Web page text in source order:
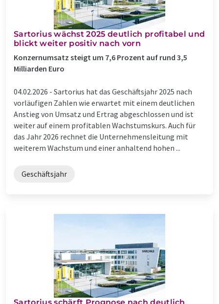
Sartorius wächst 2025 deutlich profitabel und
blickt weiter positiv nach vorn
Konzernumsatz steigt um 7,6 Prozent auf rund 3,5
Milliarden Euro
04.02.2026 - Sartorius hat das Geschäftsjahr 2025 nach
vorläufigen Zahlen wie erwartet mit einem deutlichen
Anstieg von Umsatz und Ertrag abgeschlossen und ist
weiter auf einem profitablen Wachstumskurs. Auch für
das Jahr 2026 rechnet die Unternehmensleitung mit
weiterem Wachstum und einer anhaltend hohen ...
Geschäftsjahr
Sartorius schärft Prognose nach deutlich